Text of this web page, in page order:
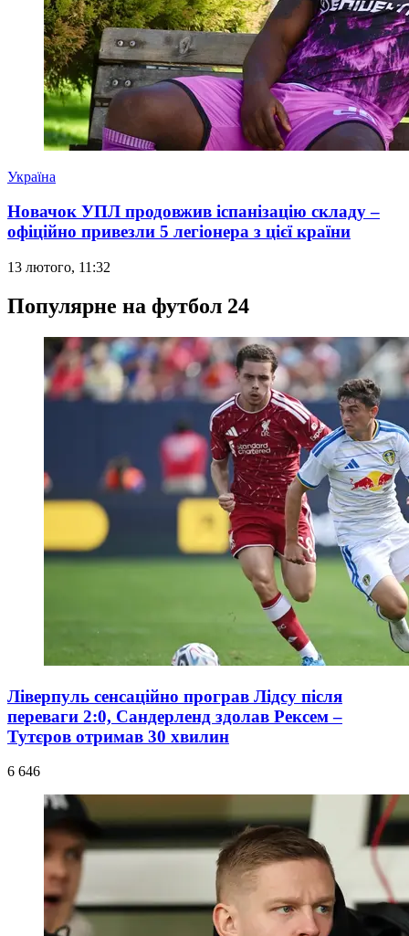
Україна
Новачок УПЛ продовжив іспанізацію складу –
офіційно привезли 5 легіонера з цієї країни
13 лютого, 11:32
Популярне на футбол 24
Ліверпуль сенсаційно програв Лідсу після
переваги 2:0, Сандерленд здолав Рексем –
Тутєров отримав 30 хвилин
6 646